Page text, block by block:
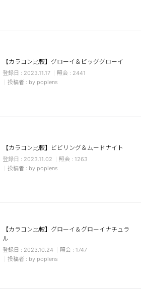
【カラコン比較】グローイ＆ビッググローイ
2023.11.17
2441
by poplens
【カラコン比較】ビビリング＆ムードナイト
2023.11.02
1263
by poplens
【カラコン比較】グローイ＆グローイナチュラ
ル
2023.10.24
1747
by poplens